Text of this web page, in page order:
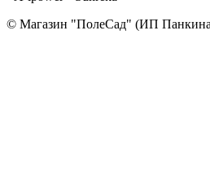
© Магазин "ПолеСад" (ИП